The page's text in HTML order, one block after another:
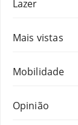
Lazer
Mais vistas
Mobilidade
Opinião